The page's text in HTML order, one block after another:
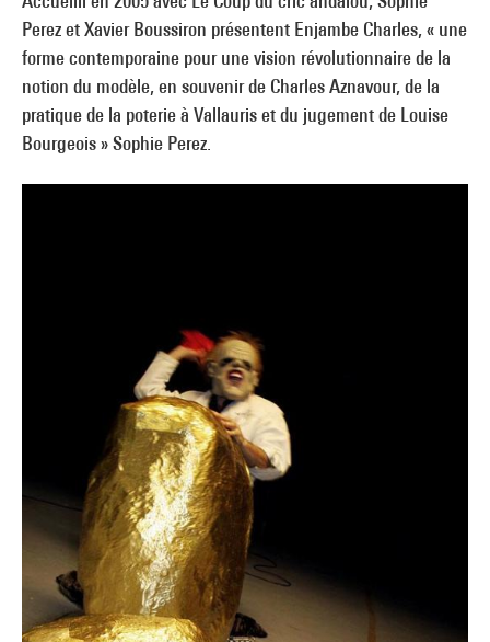
Perez et Xavier Boussiron présentent Enjambe Charles, « une
forme contemporaine pour une vision révolutionnaire de la
notion du modèle, en souvenir de Charles Aznavour, de la
pratique de la poterie à Vallauris et du jugement de Louise
Bourgeois » Sophie Perez.